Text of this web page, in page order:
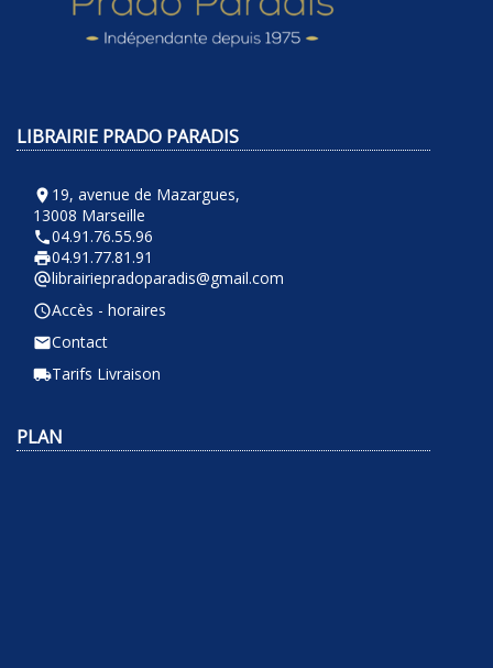
LIBRAIRIE PRADO PARADIS
room 19, avenue de Mazargues,
13008 Marseille
phone04.91.76.55.96
local_printshop04.91.77.81.91
alternate_emaillibrairiepradoparadis@gmail.com
query_builderAccès - horaires
emailContact
local_shippingTarifs Livraison
PLAN